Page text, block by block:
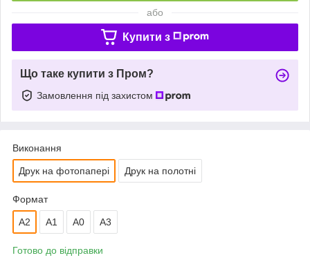
або
Купити з
Що таке купити з Пром?
Замовлення під захистом
Виконання
Друк на фотопапері Друк на полотні
Формат
A2 А1 A0 A3
Готово до відправки